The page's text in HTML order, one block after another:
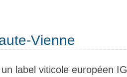
Vienne
label viticole européen